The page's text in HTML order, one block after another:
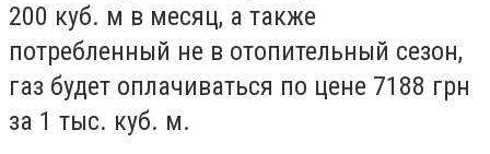
200 куб. м в месяц, а также
потребленный не в отопительный сезон,
газ будет оплачиваться по цене 7188 грн
за 1 тыс. куб. м.